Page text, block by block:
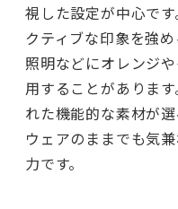
視した設定が中心で
クティブな印象を強
照明などにオレンジ
用することがありま
れた機能的な素材が
ウェアのままでも気
力です。